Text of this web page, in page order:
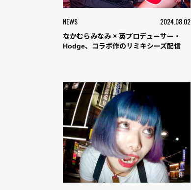
NEWS 2024.08.02
なかむらみなみ × 英プロデューサー・
Hodge、コラボ作のリミキシーズ配信